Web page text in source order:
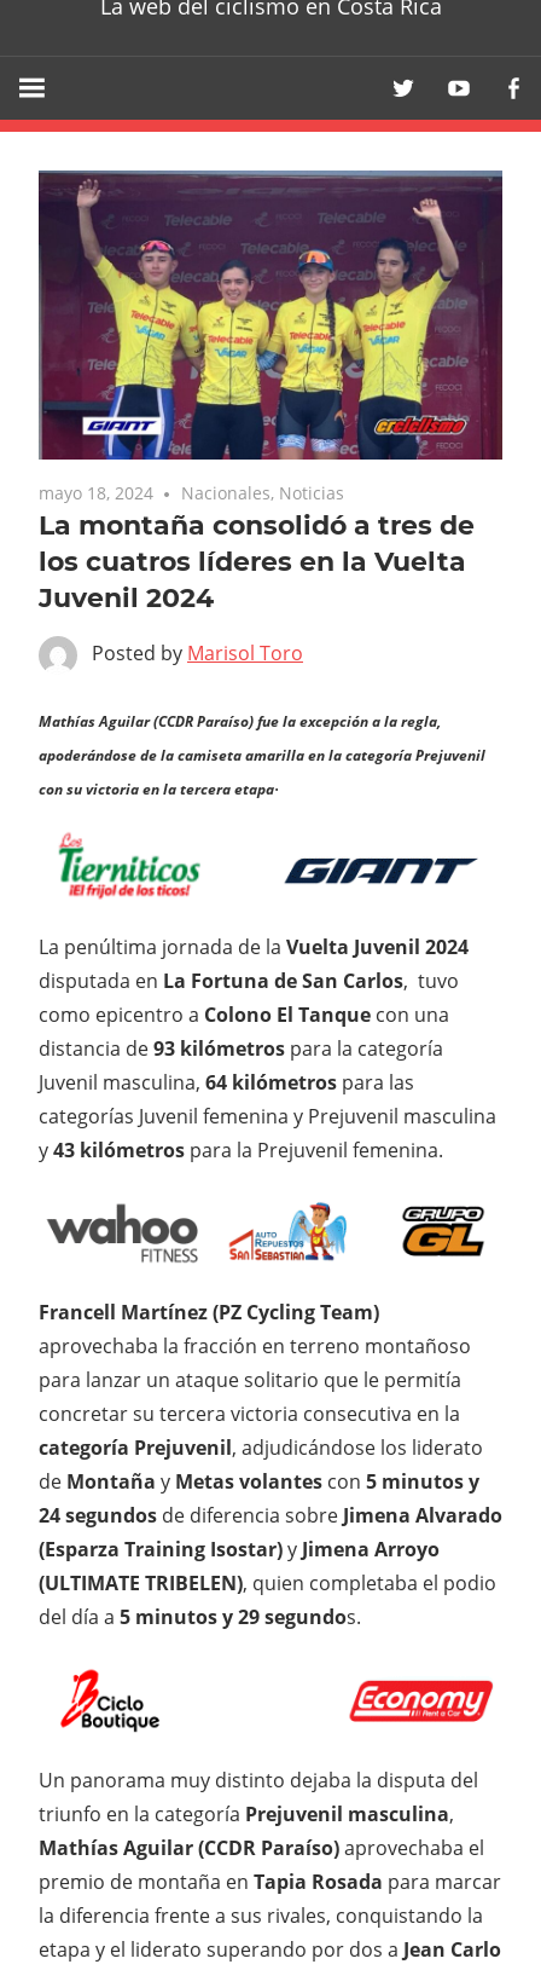
La web del ciclismo en Costa Rica
mayo 18, 2024 Nacionales, Noticias
La montaña consolidó a tres de
los cuatros líderes en la Vuelta
Juvenil 2024
Posted by Marisol Toro
Mathías Aguilar (CCDR Paraíso) fue la excepción a la regla,
apoderándose de la camiseta amarilla en la categoría Prejuvenil
con su victoria en la tercera etapa.
La penúltima jornada de la Vuelta Juvenil 2024
disputada en La Fortuna de San Carlos, tuvo
como epicentro a Colono El Tanque con una
distancia de93 kilómetros para la categoría
Juvenil masculina, 64 kilómetros para las
categorías Juvenil femenina y Prejuvenil masculina
y43 kilómetros para la Prejuvenil femenina.
Francell Martínez (PZ Cycling Team)
aprovechaba la fracción en terreno montañoso
para lanzar un ataque solitario que le permitía
concretar su tercera victoria consecutiva en la
categoría Prejuvenil, adjudicándose los liderato
de Montaña y Metas volantes con 5 minutos y
24 segundos de diferencia sobreJimena Alvarado
(Esparza Training Isostar)yJimena Arroyo
(ULTIMATE TRIBELEN), quien completaba el podio
del día a 5 minutos y 29 segundos.
Un panorama muy distinto dejaba la disputa del
triunfo en la categoría Prejuvenil masculina,
Mathías Aguilar (CCDR Paraíso)aprovechaba el
premio de montaña en Tapia Rosada para marcar
la diferencia frente a sus rivales, conquistando la
etapa y el liderato superando por dos a Jean Carlo